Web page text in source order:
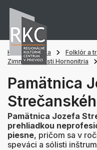
Hlavná stránka
Folklór a
Zimné slávnosti Hornonitria
Pamätnica
Pamätnica Jozefa
prehliadkou
piesne, pričom sa v
speváci a sólisti